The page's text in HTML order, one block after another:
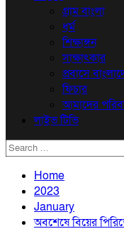
গ্রাম বাংলা
ধর্ম
শিক্ষাঙ্গন
সাক্ষাৎকার
প্রবাসে
ফিচার
আমাদের
লাইভ টিভি
Search
Home
2023
January
অবশেষে বিয়ের